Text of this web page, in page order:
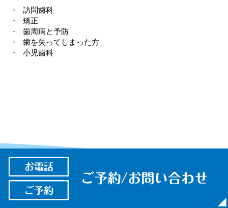
訪問歯科
矯正
歯周病と予防
歯を失ってしまった方
小児歯科
まずは今のお口の状態を
確認することからはじめてみませ